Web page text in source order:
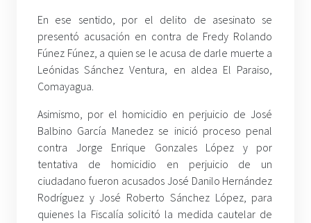
En ese sentido, por el delito de asesinato se
presentó acusación en contra de Fredy Rolando
Fúnez Fúnez, a quien se le acusa de darle muerte a
Leónidas Sánchez Ventura, en aldea El Paraiso,
Comayagua.
Asimismo, por el homicidio en perjuicio de José
Balbino García Manedez se inició proceso penal
contra Jorge Enrique Gonzales López y por
tentativa de homicidio en perjuicio de un
ciudadano fueron acusados José Danilo Hernández
Rodríguez y José Roberto Sánchez López, para
quienes la Fiscalía solicitó la medida cautelar de